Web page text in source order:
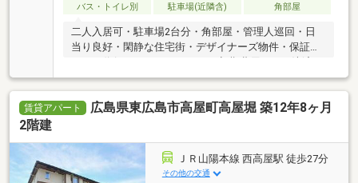
バス・トイレ別
駐車場(近隣含) 角部屋
二人入居可・駐車場2台分・角部屋・管理人巡回・日
当り良好・閑静な住宅街・デザイナーズ物件・保証人
可・家賃カード決済可
賃貸アパート
広島県東広島市高屋町高屋堀 築12年8ヶ月
2階建
ＪＲ山陽本線 西高屋駅 徒歩27分
その他の交通